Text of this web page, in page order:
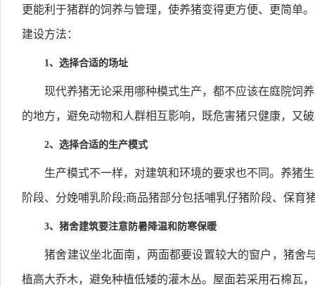
更能利于猪群的饲养与管理，使养猪变得更方便、更简单
建设方法：
1、选择合适的场址
现代养猪无论采用哪种模式生产，都不应该在庭院饲养
的地方，避免动物和人群相互影响，既危害猪只健康，又
2、选择合适的生产模式
生产模式不一样，对建筑和环境的要求也不同。养猪生
阶段、分娩哺乳阶段;商品猪部分包括哺乳仔猪阶段、保育
3、猪舍建筑要注意防暑降温和防寒保暖
猪舍建议坐北面南，两面都要设置较大的窗户，猪舍
植高大乔木，避免种植低矮的灌木丛。屋面若采用石棉瓦